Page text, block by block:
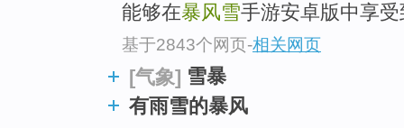
能够在暴风雪手游安卓版中享
基于2843个网页-相关网页
[气象] 雪暴
有雨雪的暴风